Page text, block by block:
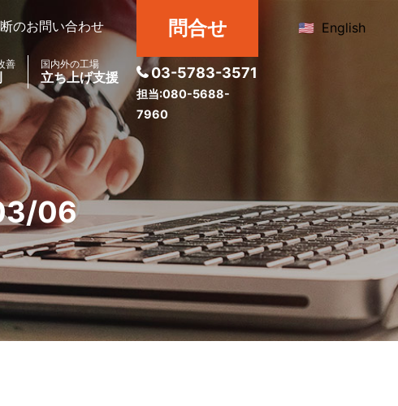
English
のお問い合わせ
善 国内外の工場
立ち上げ支援
問合せ
03-5783-3571
担当:080-5688-
7960
06